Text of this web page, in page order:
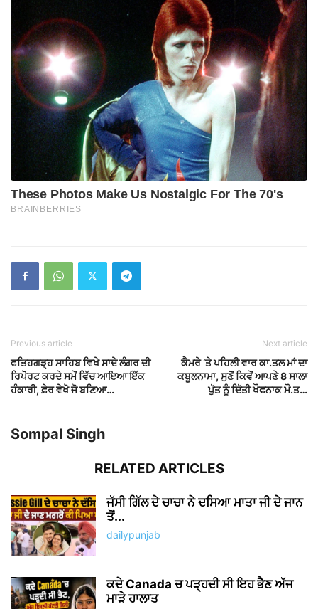
Previous article
ਫਤਿਹਗੜ੍ਹ ਸਾਹਿਬ ਵਿਖੇ ਸਾਦੇ ਲੰਗਰ ਦੀ
ਰਿਪੋਰਟ ਕਰਦੇ ਸਮੇਂ ਵਿੱਚ ਆਇਆ ਇੱਕ
ਹੰਕਾਰੀ, ਫ਼ੇਰ ਵੇਖੋ ਜੋ ਬਣਿਆ…
Next article
ਕੈਮਰੇ ‘ਤੇ ਪਹਿਲੀ ਵਾਰ ਕਾ.ਤਲ ਮਾਂ ਦਾ
ਕਬੂਲਨਾਮਾ, ਸੁਣੋਂ ਕਿਵੇਂ ਆਪਣੇ 8 ਸਾਲਾ
ਪੁੱਤ ਨੂੰ ਦਿੱਤੀ ਖੌਫਨਾਕ ਮੌ.ਤ…
Sompal Singh
RELATED ARTICLES
ਜੱਸੀ ਗਿੱਲ ਦੇ ਚਾਚਾ ਨੇ ਦਸਿਆ ਮਾਤਾ ਜੀ ਦੇ ਜਾਨ
ਤੋਂ...
dailypunjab
ਕਦੇ Canada ਚ ਪੜ੍ਹਦੀ ਸੀ ਇਹ ਭੈਣ ਅੱਜ
ਮਾੜੇ ਹਾਲਾਤ